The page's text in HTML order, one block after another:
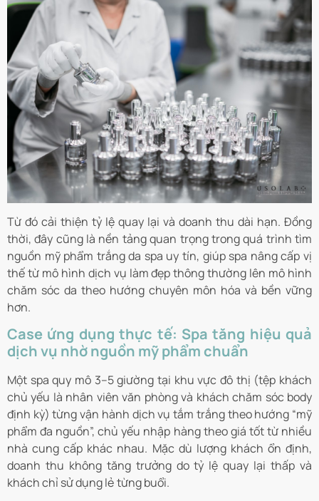
Từ đó cải thiện tỷ lệ quay lại và doanh thu dài hạn. Đồng
thời, đây cũng là nền tảng quan trọng trong quá trình tìm
nguồn mỹ phẩm trắng da spa uy tín, giúp spa nâng cấp vị
thế từ mô hình dịch vụ làm đẹp thông thường lên mô hình
chăm sóc da theo hướng chuyên môn hóa và bền vững
hơn.
Case ứng dụng thực tế: Spa tăng hiệu quả
dịch vụ nhờ nguồn mỹ phẩm chuẩn
Một spa quy mô 3–5 giường tại khu vực đô thị (tệp khách
chủ yếu là nhân viên văn phòng và khách chăm sóc body
định kỳ) từng vận hành dịch vụ tắm trắng theo hướng “mỹ
phẩm đa nguồn”, chủ yếu nhập hàng theo giá tốt từ nhiều
nhà cung cấp khác nhau. Mặc dù lượng khách ổn định,
doanh thu không tăng trưởng do tỷ lệ quay lại thấp và
khách chỉ sử dụng lẻ từng buổi.